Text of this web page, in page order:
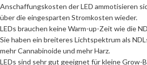
Anschaffungskosten der LED ammotisieren
über die eingesparten Stromkosten wieder.
LEDs brauchen keine Warm-up-Zeit wie die
Sie haben ein breiteres Lichtspektrum als
mehr Cannabinoide und mehr Harz.
LEDs sind sehr gut geeignet für kleine Grow-